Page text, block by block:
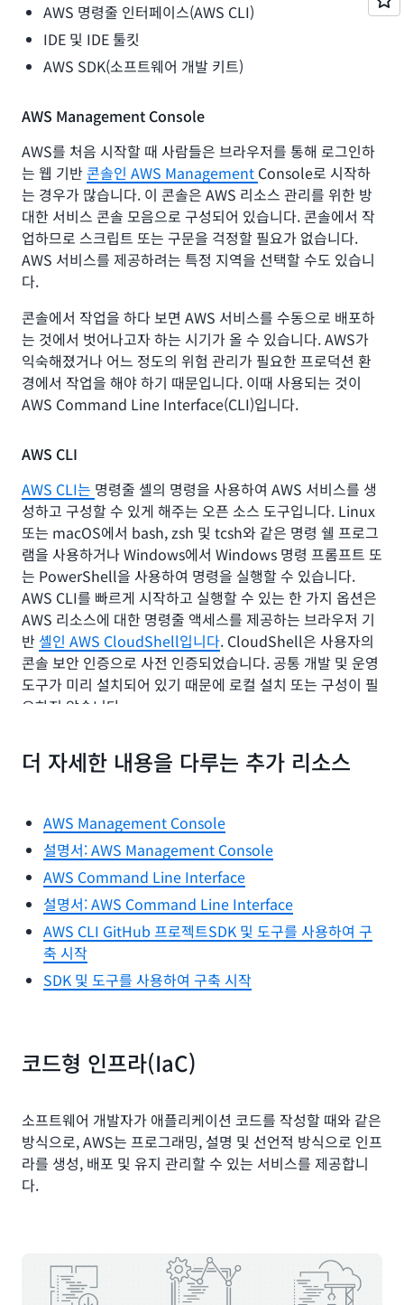
AWS 명령줄 인터페이스(AWS CLI)
IDE 및 IDE 툴킷
AWS SDK(소프트웨어 개발 키트)
AWS Management Console
AWS를 처음 시작할 때 사람들은 브라우저를 통해 로그인하
는 웹 기반콘솔인 AWS Management Console로 시작하
는 경우가 많습니다. 이 콘솔은 AWS 리소스 관리를 위한 방
대한 서비스 콘솔 모음으로 구성되어 있습니다. 콘솔에서 작
업하므로 스크립트 또는 구문을 걱정할 필요가 없습니다.
AWS 서비스를 제공하려는 특정 지역을 선택할 수도 있습니
다.
콘솔에서 작업을 하다 보면 AWS 서비스를 수동으로 배포하
는 것에서 벗어나고자 하는 시기가 올 수 있습니다. AWS가
익숙해졌거나 어느 정도의 위험 관리가 필요한 프로덕션 환
경에서 작업을 해야 하기 때문입니다. 이때 사용되는 것이
AWS Command Line Interface(CLI)입니다.
AWS CLI
AWS CLI는 명령줄 셸의 명령을 사용하여 AWS 서비스를 생
성하고 구성할 수 있게 해주는 오픈 소스 도구입니다. Linux
또는 macOS에서 bash, zsh 및 tcsh와 같은 명령 쉘 프로그
램을 사용하거나 Windows에서 Windows 명령 프롬프트 또
는 PowerShell을 사용하여 명령을 실행할 수 있습니다.
AWS CLI를 빠르게 시작하고 실행할 수 있는 한 가지 옵션은
AWS 리소스에 대한 명령줄 액세스를 제공하는 브라우저 기
반 셸인 AWS CloudShell입니다. CloudShell은 사용자의
콘솔 보안 인증으로 사전 인증되었습니다. 공통 개발 및 운영
도구가 미리 설치되어 있기 때문에 로컬 설치 또는 구성이 필
요하지 않습니다.
밍할 수 있습니다. GUI를 사용하는 대신 정의된 AWS 구문을
할 수 있다는 것입니다. 이렇게 하면 리소스를 선택하고 구성
할 때 인적 오류 가능성을 줄이는 데 도움이 됩니다. CLI를 사
용하려면 명령을 구성하기 위한 적절한 구문을 배워야 하지
만 이 명령을 스크립팅할 때 반복 사용이 가능하도록 만들 수
있습니다. 이렇게 하면 장기적으로 시간을 절약할 수 있습니
다.
IDE 및 IDE 도구 키트
작성, 디버깅 및 배포할 수 있습니다. 지원되는 IDE 및 도구
Studio, Visual Studio 코드, Azure 데브옵스, 라이더 및 웹
스톰이 포함됩니다.
SDK
다이어그램에 표시된 언어를 포함하여 가장 인기 있는 프로
그래밍 언어에 대한 SDK를 생성하고 유지 관리합니다.
더 자세한 내용을 다루는 추가 리소스
AWS Management Console
설명서: AWS Management Console
AWS Command Line Interface
설명서: AWS Command Line Interface
AWS CLI GitHub 프로젝트SDK 및 도구를 사용하여 구
축 시작
SDK 및 도구를 사용하여 구축 시작
코드형 인프라(IaC)
소프트웨어 개발자가 애플리케이션 코드를 작성할 때와 같은
방식으로, AWS는 프로그래밍, 설명 및 선언적 방식으로 인프
라를 생성, 배포 및 유지 관리할 수 있는 서비스를 제공합니
다.